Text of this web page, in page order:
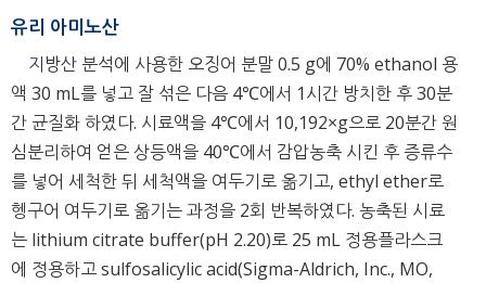
유리 아미노산
지방산 분석에 사용한 오징어 분말 0.5 g에 70% ethanol 용
액 30 mL를 넣고 잘 섞은 다음 4℃에서 1시간 방치한 후 30분
간 균질화 하였다. 시료액을 4℃에서 10,192×g으로 20분간 원
심분리하여 얻은 상등액을 40℃에서 감압농축 시킨 후 증류수
를 넣어 세척한 뒤 세척액을 여두기로 옮기고, ethyl ether로
헹구어 여두기로 옮기는 과정을 2회 반복하였다. 농축된 시료
는 lithium citrate buffer(pH 2.20)로 25 mL 정용플라스크
에 정용하고 sulfosalicylic acid(Sigma-Aldrich, Inc., MO,